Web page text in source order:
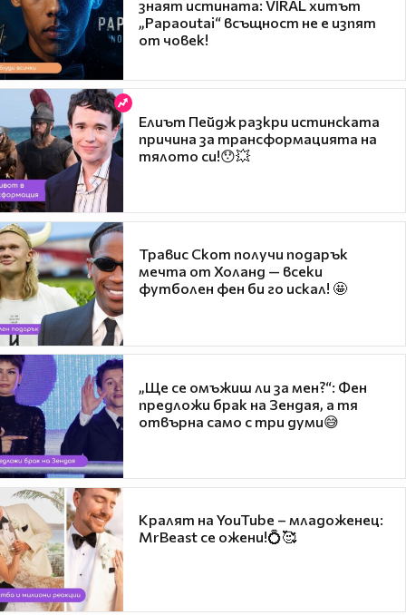
знаят истината: VIRAL хитът
„Papaoutai“ всъщност не е изпят
от човек!
Елиът Пейдж разкри истинската
причина за трансформацията на
тялото си!😯💥
Травис Скот получи подарък
мечта от Холанд — всеки
футболен фен би го искал! 🤩
„Ще се омъжиш ли за мен?“: Фен
предложи брак на Зендая, а тя
отвърна само с три думи😅
Кралят на YouTube – младоженец:
MrBeast се ожени!💍🥰